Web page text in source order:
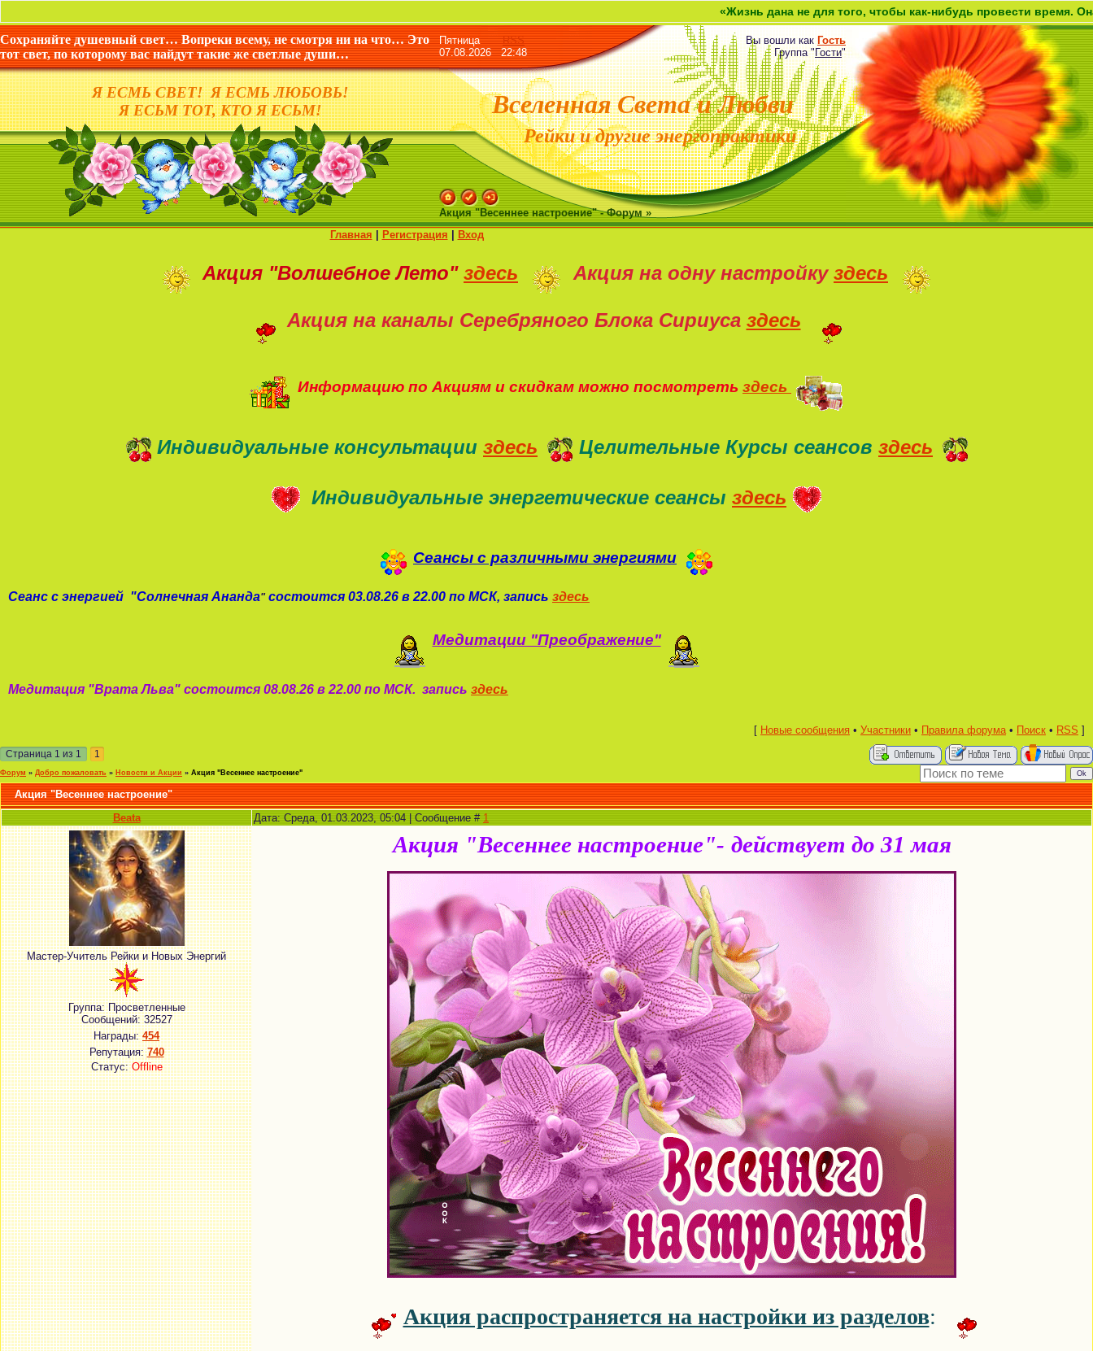
«Жизнь дана не для того, чтобы как-нибудь провести время. Она дана
Сохраняйте душевный свет… Вопреки всему, не смотря ни на что… Это
тот свет, по которому вас найдут такие же светлые души…
Я ЕСМЬ СВЕТ! Я ЕСМЬ ЛЮБОВЬ!
Я ЕСЬМ ТОТ, КТО Я ЕСЬМ!
ПятницаRSS
07.08.2026 22:48
Вы вошли как Гость
Группа"Гости"
Вселенная Света и Любви
Рейки и другие энергопрактики
Акция "Весеннее настроение" - Форум »
Главная
Регистрация Вход
Акция "Волшебное Лето" здесь Акция на одну настройку здесь
Акция на каналы Серебряного Блока Сириуса здесь
Информацию по Акциям и скидкам можно посмотреть здесь
Индивидуальные консультации здесь Целительные Курсы сеансов здесь
Индивидуальные энергетические сеансы здесь
Сеансы с различными энергиями
Сеанс с энергией "Солнечная Ананда" состоится 03.08.26 в 22.00 по МСК, запись здесь
Медитации "Преображение"
Медитация "Врата Льва" состоится 08.08.26 в 22.00 по МСК. запись здесь
[ Новые сообщения • Участники • Правила форума• Поиск • RSS ]
Страница 1 из 1 1
Форум » Добро пожаловать » Новости и Акции » Акция "Весеннее настроение"
Акция "Весеннее настроение"
Beata
Дата: Среда, 01.03.2023, 05:04 | Сообщение # 1
Мастер-Учитель Рейки и Новых Энергий
Группа: Просветленные
Сообщений:32527
Награды:454
Репутация:740
Статус:Offline
Акция "Весеннее настроение"- действует до 31 мая
Акция распространяется на настройки из разделов: